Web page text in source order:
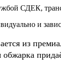
СДЕК,
и
из